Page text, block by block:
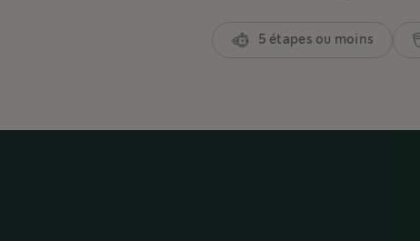
5 étapes ou moins